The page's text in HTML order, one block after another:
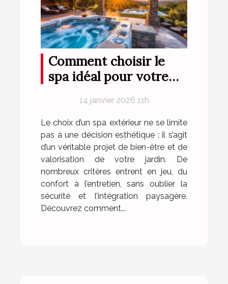
Comment choisir le
spa idéal pour votre
14 janvier 2026 11h
Le choix d’un spa extérieur ne se limite
pas à une décision esthétique : il s’agit
d’un véritable projet de bien-être et de
valorisation de votre jardin. De
nombreux critères entrent en jeu, du
confort à l’entretien, sans oublier la
sécurité et l’intégration paysagère.
Découvrez comment...